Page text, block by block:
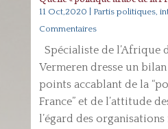
11 Oct,2020 Partis politiques,
Commentaires
Spécialiste de l’Afrique
Vermeren dresse un
points accablant de la
France” et de l’attitude
l’égard des